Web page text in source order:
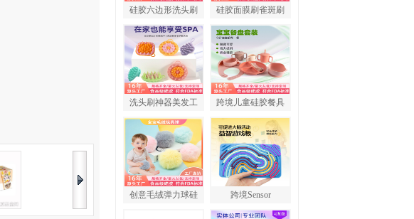
硅胶六边形洗头刷 硅胶面膜刷雀斑刷
洗头刷神器美发工 跨境儿童硅胶餐具
创意毛绒弹力球硅 跨境Sensor